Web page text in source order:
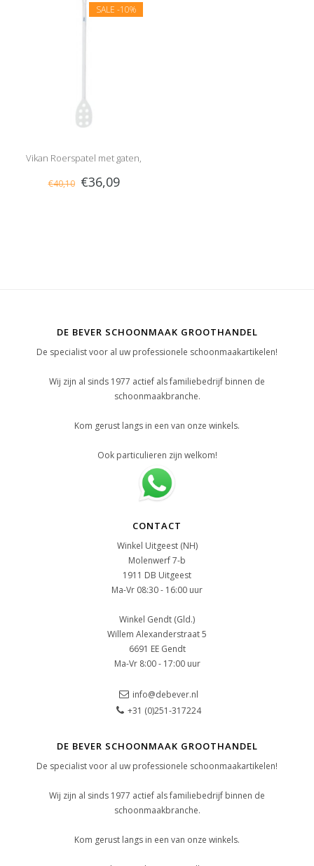
SALE -10%
Vikan Roerspatel met gaten,
lange steel Wit
€40,10 €36,09
DE BEVER SCHOONMAAK GROOTHANDEL
De specialist voor al uw professionele schoonmaakartikelen!
Wij zijn al sinds 1977 actief als familiebedrijf binnen de
schoonmaakbranche.
Kom gerust langs in een van onze winkels.
Ook particulieren zijn welkom!
CONTACT
Winkel Uitgeest (NH)
Molenwerf 7-b
1911 DB Uitgeest
Ma-Vr 08:30 - 16:00 uur
Winkel Gendt (Gld.)
Willem Alexanderstraat 5
6691 EE Gendt
Ma-Vr 8:00 - 17:00 uur
info@debever.nl
+31 (0)251-317224
DE BEVER SCHOONMAAK GROOTHANDEL
De specialist voor al uw professionele schoonmaakartikelen!
Wij zijn al sinds 1977 actief als familiebedrijf binnen de
schoonmaakbranche.
Kom gerust langs in een van onze winkels.